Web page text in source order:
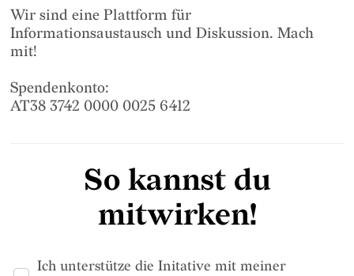
Wir sind eine Plattform für
Informationsaustausch und Diskussion. Mach
mit!
Spendenkonto:
AT38 3742 0000 0025 6412
So kannst du
mitwirken!
Ich unterstütze die Initative mit meiner